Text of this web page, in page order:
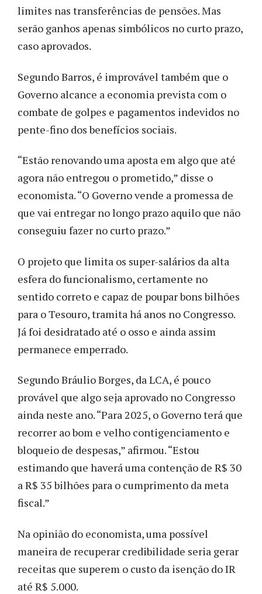
limites nas transferências de pensões. Mas
serão ganhos apenas simbólicos no curto prazo,
caso aprovados.
Segundo Barros, é improvável também que o
Governo alcance a economia prevista com o
combate de golpes e pagamentos indevidos no
pente-fino dos benefícios sociais.
“Estão renovando uma aposta em algo que até
agora não entregou o prometido,” disse o
economista. “O Governo vende a promessa de
que vai entregar no longo prazo aquilo que não
conseguiu fazer no curto prazo.”
O projeto que limita os super-salários da alta
esfera do funcionalismo, certamente no
sentido correto e capaz de poupar bons bilhões
para o Tesouro, tramita há anos no Congresso.
Já foi desidratado até o osso e ainda assim
permanece emperrado.
Segundo Bráulio Borges, da LCA, é pouco
provável que algo seja aprovado no Congresso
ainda neste ano.“Para 2025, o Governo terá que
recorrer ao bom e velho contigenciamento e
bloqueio de despesas,” afirmou. “Estou
estimando que haverá uma contenção de R$ 30
a R$ 35 bilhões para o cumprimento da meta
fiscal.”
Na opinião do economista, uma possível
maneira de recuperar credibilidade seria gerar
receitas que superem o custo da isenção do IR
até R$ 5.000.